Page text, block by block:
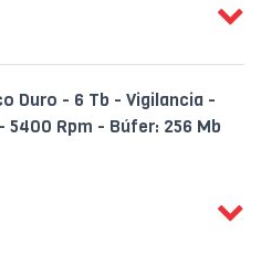
Duro - 6 Tb - Vigilancia -
Rpm - Búfer: 256 Mb